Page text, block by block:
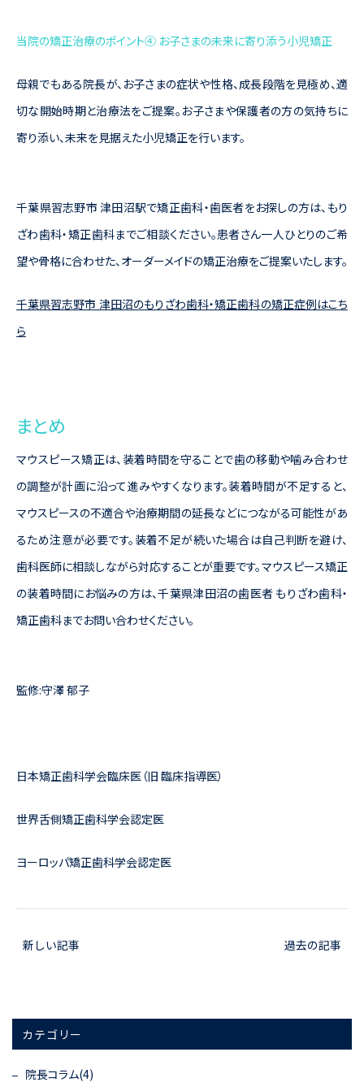
当院の矯正治療のポイント④ お子さまの未来に寄り添う小児矯正
母親でもある院長が、お子さまの症状や性格、成長段階を見極め、適
切な開始時期と治療法をご提案。お子さまや保護者の方の気持ちに
寄り添い、未来を見据えた小児矯正を行います。
千葉県習志野市 津田沼駅で矯正歯科・歯医者をお探しの方は、もり
ざわ歯科・矯正歯科までご相談ください。患者さん一人ひとりのご希
望や骨格に合わせた、オーダーメイドの矯正治療をご提案いたします。
千葉県習志野市 津田沼のもりざわ歯科・矯正歯科の矯正症例はこち
ら
まとめ
マウスピース矯正は、装着時間を守ることで歯の移動や噛み合わせ
の調整が計画に沿って進みやすくなります。装着時間が不足すると、
マウスピースの不適合や治療期間の延長などにつながる可能性があ
るため注意が必要です。装着不足が続いた場合は自己判断を避け、
歯科医師に相談しながら対応することが重要です。マウスピース矯正
の装着時間にお悩みの方は、千葉県津田沼の歯医者 もりざわ歯科・
矯正歯科までお問い合わせください。
監修:守澤 郁子
日本矯正歯科学会臨床医（旧 臨床指導医）
世界舌側矯正歯科学会認定医
ヨーロッパ矯正歯科学会認定医
新しい記事 過去の記事
カテゴリー
院長コラム(4)